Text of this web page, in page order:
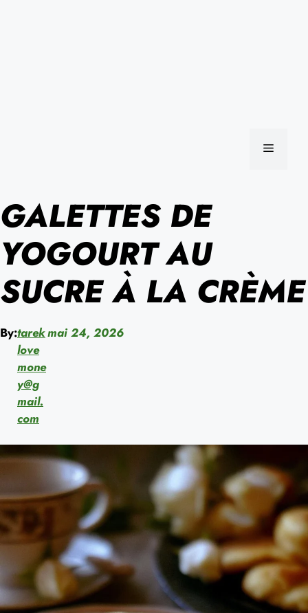
MENU
GALETTES DE
YOGOURT AU
SUCRE À LA CRÈME
By:tarek
love
mone
y@g
mail.
com
mai 24, 2026